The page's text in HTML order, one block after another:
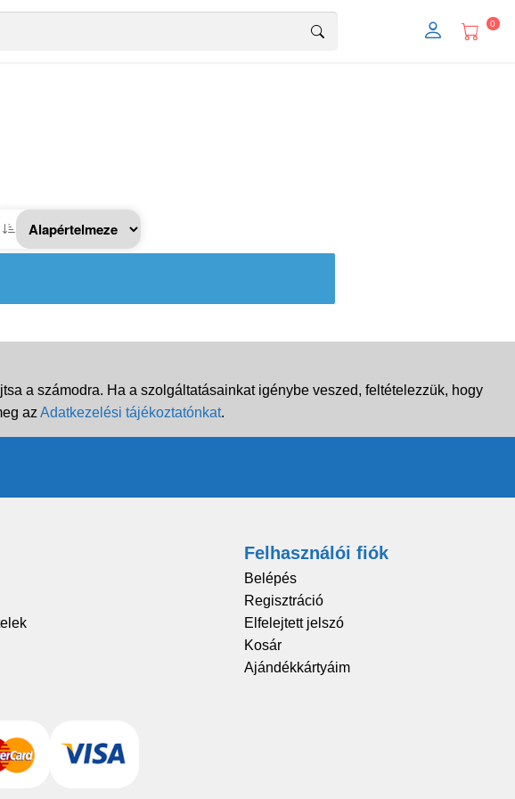
0
a számodra. Ha a szolgáltatásainkat igénybe veszed, feltételezzük, hogy
az Adatkezelési tájékoztatónkat.
Felhasználói fiók
Belépés
Regisztráció
Elfelejtett jelszó
Kosár
Ajándékkártyáim